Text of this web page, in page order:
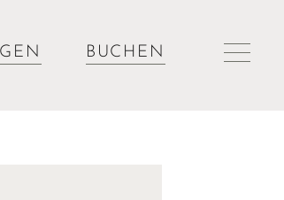
BUCHEN